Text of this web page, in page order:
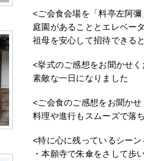
<ご会食会場を「料亭左阿
庭園があることとエレベー
祖母を安心して招待できる
<挙式のご感想をお聞かせ
素敵な一日になりました
<ご会食のご感想をお聞か
料理や進行もスムーズで落
<特に心に残っているシー
・本願寺で朱傘をさして歩